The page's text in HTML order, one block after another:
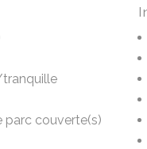
parc couverte(s)